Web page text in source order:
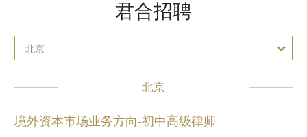
君合招聘
北京
北京
境外资本市场业务方向-初中高级律师